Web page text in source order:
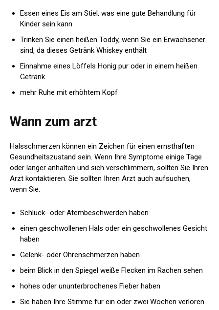
Essen eines Eis am Stiel, was eine gute Behandlung für
Kinder sein kann
Trinken Sie einen heißen Toddy, wenn Sie ein Erwachsener
sind, da dieses Getränk Whiskey enthält
Einnahme eines Löffels Honig pur oder in einem heißen
Getränk
mehr Ruhe mit erhöhtem Kopf
Wann zum arzt
Halsschmerzen können ein Zeichen für einen ernsthaften
Gesundheitszustand sein. Wenn Ihre Symptome einige Tage
oder länger anhalten und sich verschlimmern, sollten Sie Ihren
Arzt kontaktieren. Sie sollten Ihren Arzt auch aufsuchen,
wenn Sie:
Schluck- oder Atembeschwerden haben
einen geschwollenen Hals oder ein geschwollenes Gesicht
haben
Gelenk- oder Ohrenschmerzen haben
beim Blick in den Spiegel weiße Flecken im Rachen sehen
hohes oder ununterbrochenes Fieber haben
Sie haben Ihre Stimme für ein oder zwei Wochen verloren